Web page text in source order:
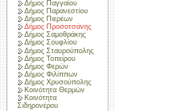
Δήμος Παγγαίου
Δήμος Παρανεστίου
Δήμος Πιερέων
Δήμος Προσοτσάνης
Δήμος Σαμοθράκης
Δήμος Σουφλίου
Δήμος Σταυρούπολης
Δήμος Τοπείρου
Δήμος Φερών
Δήμος Φιλίππων
Δήμος Χρυσούπολης
Κοινότητα Θερμών
Κοινότητα
Σιδηρονέρου